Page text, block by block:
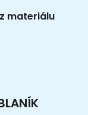
materiálu